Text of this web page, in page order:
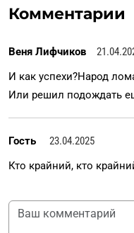
Комментарии
Веня Лифчиков
И как успехи?Народ
Или решил подождать
Гость
23.04.2025
Кто крайний, кто